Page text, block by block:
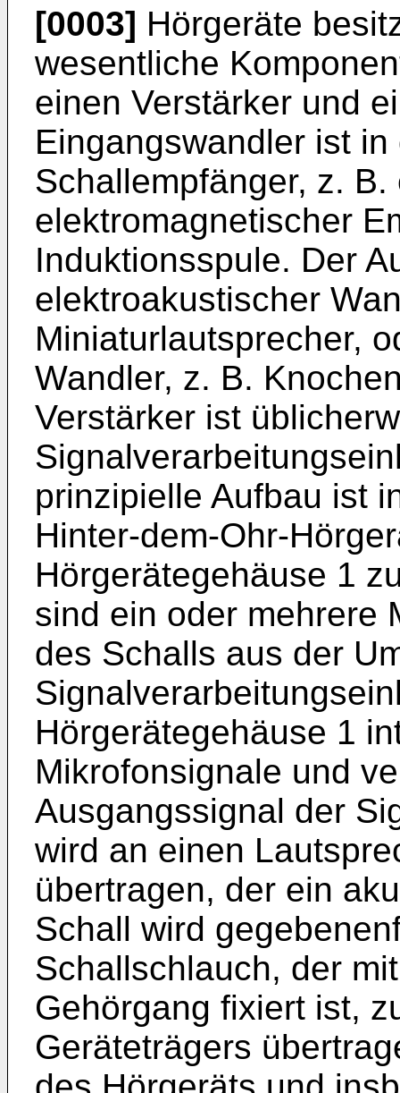
[0003] Hörgeräte
wesentliche
einen Verstärker und
Eingangswandler ist
Schallempfänger, z.
elektromagnetischer
Induktionsspule. Der
elektroakustischer
Miniaturlautsprecher,
Wandler, z. B.
Verstärker ist
prinzipielle Aufbau ist
Hinter-dem-Ohr-
Hörgerätegehäuse 1
sind ein oder mehrere
des Schalls aus der
Hörgerätegehäuse 1
Mikrofonsignale und
Ausgangssignal der
wird an einen
übertragen, der ein
Schall wird
Schallschlauch, der
Gehörgang fixiert ist,
Geräteträgers